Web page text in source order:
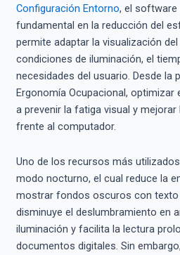
Configuración Entorno, el software
fundamental en la reducción del
permite adaptar la visualización
condiciones de iluminación, el
necesidades del usuario. Desde la
Ergonomía Ocupacional,
a prevenir la fatiga visual y
frente al computador.
Uno de los recursos más
modo nocturno, el cual reduce la
mostrar fondos oscuros con texto
disminuye el deslumbramiento en
iluminación y facilita la lectura
documentos digitales. Sin